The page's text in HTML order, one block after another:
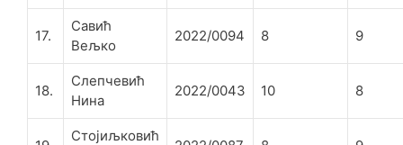
17.
Савић
Вељко
2022/0094 8 9
18.
Слепчевић
Нина
2022/0043 10 8
Стојиљковић